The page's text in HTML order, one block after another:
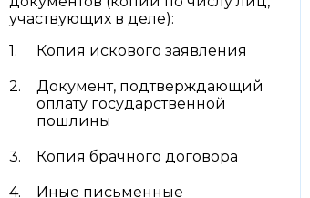
участвующих в деле):
Копия искового заявления
Документ, подтверждающий
оплату государственной
пошлины
Копия брачного договора
Иные письменные